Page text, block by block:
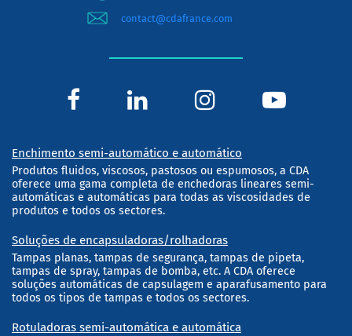
contact@cdafrance.com
Enchimento semi-automático e automático
Produtos fluidos, viscosos, pastosos ou espumosos, a CDA
oferece uma gama completa de enchedoras lineares semi-
automáticas e automáticas para todas as viscosidades de
produtos e todos os sectores.
Soluções de encapsuladoras/rolhadoras
Tampas planas, tampas de segurança, tampas de pipeta,
tampas de spray, tampas de bomba, etc. A CDA oferece
soluções automáticas de capsulagem e aparafusamento para
todos os tipos de tampas e todos os sectores.
Rotuladoras semi-automática e automática